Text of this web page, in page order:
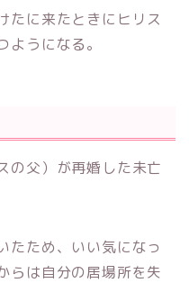
たに来たときにヒリス
うになる。
の父）が再婚した未亡
たため、いい気になっ
らは自分の居場所を失